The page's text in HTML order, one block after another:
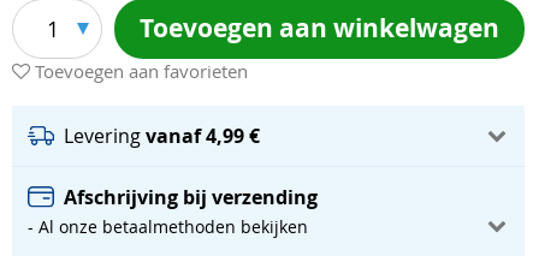
1 Toevoegen aan winkelwagen
Toevoegen aan favorieten
Leveringvanaf 4,99 €
Afschrijving bij verzending
- Al onze betaalmethoden bekijken